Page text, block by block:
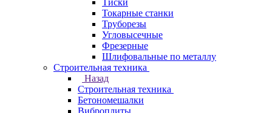
Тиски
Токарные станки
Труборезы
Угловысечные
Фрезерные
Шлифовальные по металлу
Строительная техника
Назад
Строительная техника
Бетономешалки
Виброплиты